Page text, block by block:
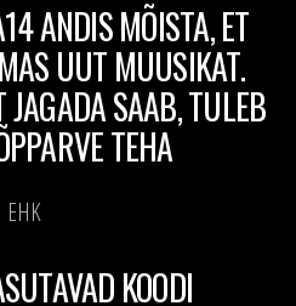
ANDIS MÕISTA, ET
UUT MUUSIKAT.
SAAB, TULEB
TEHA
EHK
KOODI